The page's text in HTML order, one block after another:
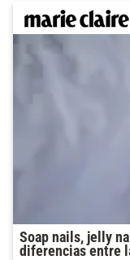
Soap nails, jelly
diferencias entre